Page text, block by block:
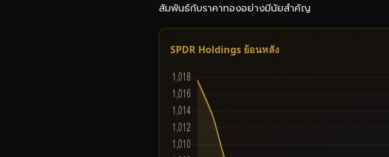
สัมพันธ์กับราคาทองอย่างมีนัยสำคัญ
SPDR Holdings ย้อนหลัง